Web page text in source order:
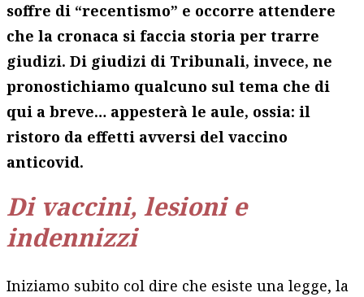
soffre di “recentismo” e occorre attendere
che la cronaca si faccia storia per trarre
giudizi. Di giudizi di Tribunali, invece, ne
pronostichiamo qualcuno sul tema che di
qui a breve… appesterà le aule, ossia: il
ristoro da effetti avversi del vaccino
anticovid.
Di vaccini, lesioni e
indennizzi
Iniziamo subito col dire che esiste una legge, la